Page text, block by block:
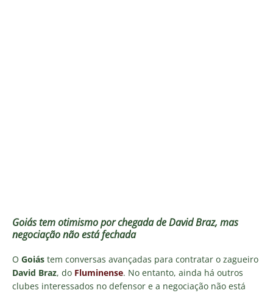
Goiás tem otimismo por chegada de David Braz, mas
negociação não está fechada
O Goiás tem conversas avançadas para contratar o zagueiro
David Braz, do Fluminense. No entanto, ainda há outros
clubes interessados no defensor e a negociação não está